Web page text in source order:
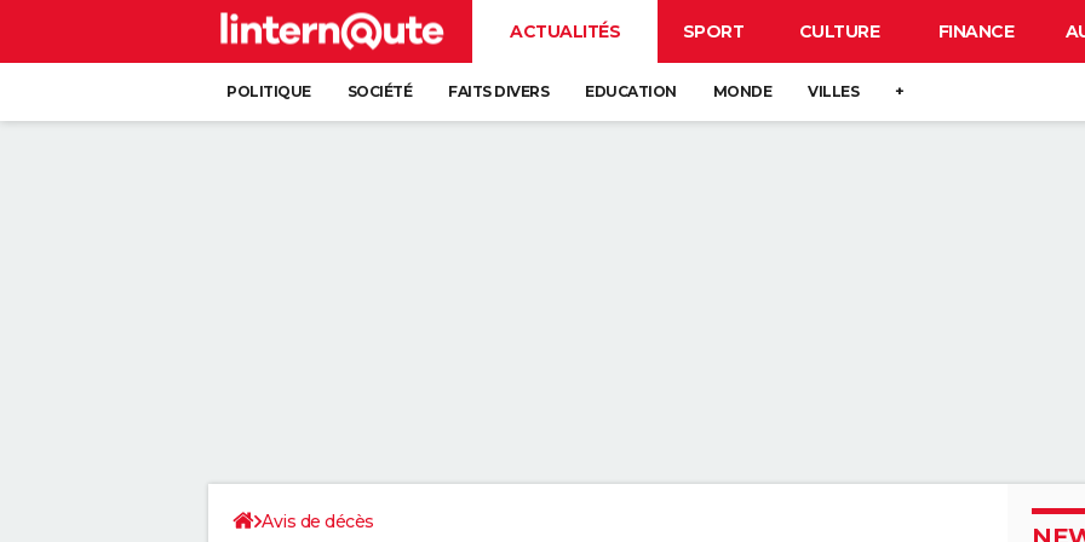
ACTUALITÉS SPORT CULTURE FINANCE
POLITIQUE SOCIÉTÉ FAITS DIVERS EDUCATION MONDE VILLES +
Avis de décès